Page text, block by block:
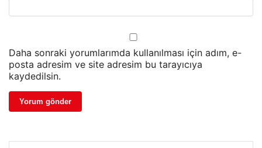
Daha sonraki yorumlarımda kullanılması için adım, e-
posta adresim ve site adresim bu tarayıcıya
kaydedilsin.